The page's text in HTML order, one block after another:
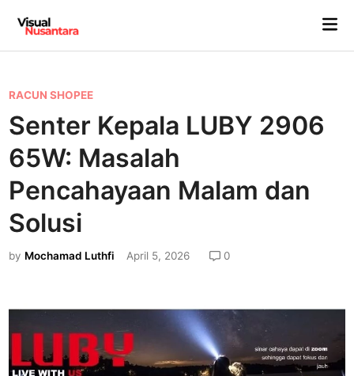
content
P
o
s
t
e
d
i
n
RACUN SHOPEE
Senter Kepala LUBY 2906
65W: Masalah
Pencahayaan Malam dan
Solusi
by Mochamad Luthfi April 5, 2026 0